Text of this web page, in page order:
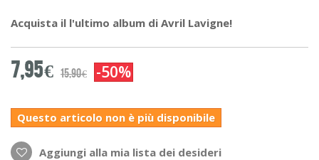
Acquista il l'ultimo album di Avril Lavigne!
7,95 € 15,90 € -50%
Questo articolo non è più disponibile
Aggiungi alla mia lista dei desideri